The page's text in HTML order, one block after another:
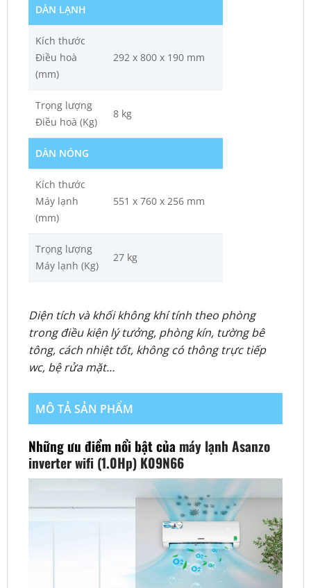
DÀN LẠNH
Kích thước
Điều hoà
(mm)
292 x 800 x 190 mm
Trọng lượng
Điều hoà (Kg)
8 kg
DÀN NÓNG
Kích thước
Máy lạnh
(mm)
551 x 760 x 256 mm
Trọng lượng
Máy lạnh (Kg)
27 kg
Diện tích và khối không khí tính theo phòng
trong điều kiện lý tưởng, phòng kín, tường bê
tông, cách nhiệt tốt, không có thông trực tiếp
wc, bệ rửa mặt…
MÔ TẢ SẢN PHẨM
Những ưu điểm nổi bật của máy lạnh Asanzo
inverter wifi (1.0Hp) K09N66